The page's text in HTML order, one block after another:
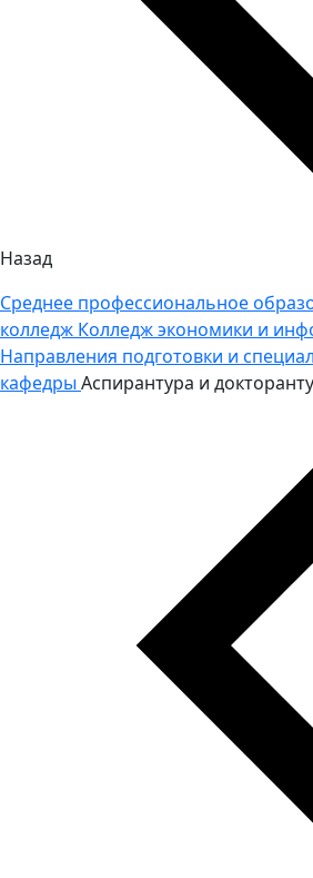
Назад
Среднее профессиональное
колледж Колледж экономики и
Направления подготовки и
кафедры Аспирантура и